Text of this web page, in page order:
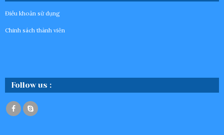
Điều khoản sử dụng
Chinh sách thành viên
Follow us :